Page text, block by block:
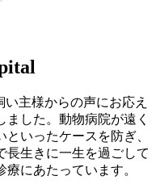
主様からの声にお応え
ました。動物病院が遠く
いったケースを防ぎ、
長生きに一生を過ごして
にあたっています。